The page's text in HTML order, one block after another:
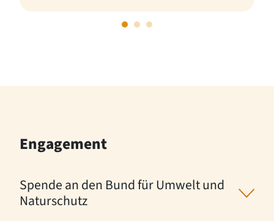
Engagement
Spende an den Bund für Umwelt und
Naturschutz